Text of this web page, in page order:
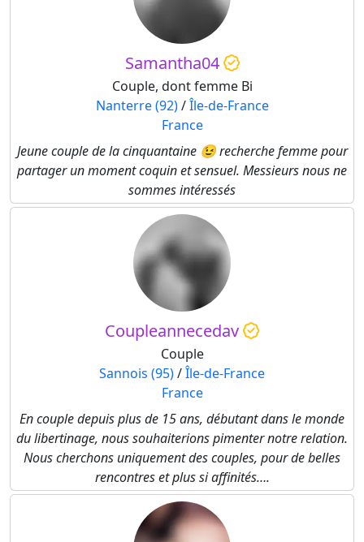
Samantha04
Couple, dont femme Bi
Nanterre (92)/Île-de-France
France
Jeune couple de la cinquantaine 😉 recherche femme pour
partager un moment coquin et sensuel. Messieurs nous ne
sommes intéressés
Coupleannecedav
Couple
Sannois (95)/Île-de-France
France
En couple depuis plus de 15 ans, débutant dans le monde
du libertinage, nous souhaiterions pimenter notre relation.
Nous cherchons uniquement des couples, pour de belles
rencontres et plus si affinités….